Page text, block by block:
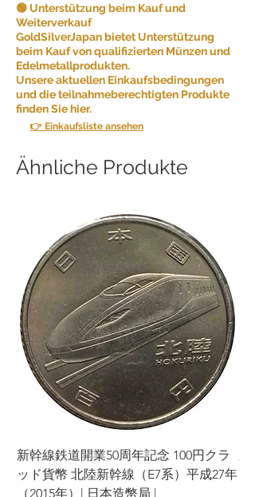
🟢 Unterstützung beim Kauf und
Weiterverkauf
GoldSilverJapan bietet Unterstützung
beim Kauf von qualifizierten Münzen und
Edelmetallprodukten.
Unsere aktuellen Einkaufsbedingungen
und die teilnahmeberechtigten Produkte
finden Sie hier.
👉 Einkaufsliste ansehen
Ähnliche Produkte
新幹線鉄道開業50周年記念 100円クラ
ッド貨幣 北陸新幹線（E7系）平成27年
（2015年）| 日本造幣局 |